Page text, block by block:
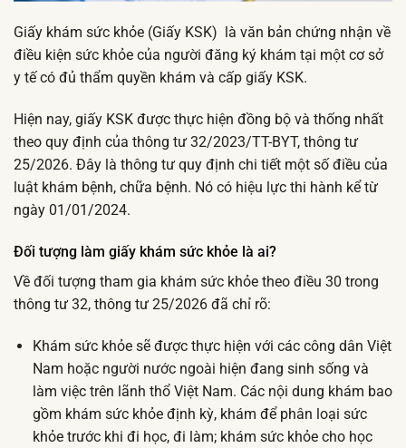
Giấy khám sức khỏe (Giấy KSK) là văn bản chứng nhận về
điều kiện sức khỏe của người đăng ký khám tại một cơ sở
y tế có đủ thẩm quyền khám và cấp giấy KSK.
Hiện nay, giấy KSK được thực hiện đồng bộ và thống nhất
theo quy định của thông tư 32/2023/TT-BYT, thông tư
25/2026. Đây là thông tư quy định chi tiết một số điều của
luật khám bệnh, chữa bệnh. Nó có hiệu lực thi hành kể từ
ngày 01/01/2024.
Đối tượng làm giấy khám sức khỏe là ai?
Về đối tượng tham gia khám sức khỏe theo điều 30 trong
thông tư 32, thông tư 25/2026 đã chỉ rõ:
Khám sức khỏe sẽ được thực hiện với các công dân Việt
Nam hoặc người nước ngoài hiện đang sinh sống và
làm việc trên lãnh thổ Việt Nam. Các nội dung khám bao
gồm khám sức khỏe định kỳ, khám để phân loại sức
khỏe trước khi đi học, đi làm; khám sức khỏe cho học